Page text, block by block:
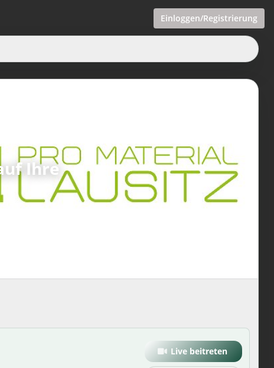
Einloggen/Registrierung
Ihre
Live beitreten